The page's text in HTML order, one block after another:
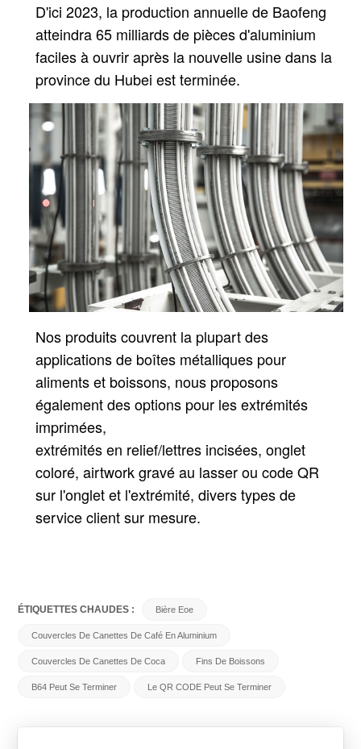
D'ici 2023, la production annuelle de Baofeng
atteindra 65 milliards de pièces d'aluminium
faciles à ouvrir après la nouvelle usine dans la
province du Hubei est terminée.
Nos produits couvrent la plupart des
applications de boîtes métalliques pour
aliments et boissons, nous proposons
également des options pour les extrémités
imprimées,
extrémités en relief/lettres incisées, onglet
coloré, airtwork gravé au lasser ou code QR
sur l'onglet et l'extrémité, divers types de
service client sur mesure.
ÉTIQUETTES CHAUDES : Bière Eoe
Couvercles De Canettes De Café En Aluminium
Couvercles De Canettes De Coca Fins De Boissons
B64 Peut Se Terminer Le QR CODE Peut Se Terminer